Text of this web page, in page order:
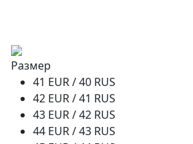
Размер
41 EUR / 40 RUS
42 EUR / 41 RUS
43 EUR / 42 RUS
44 EUR / 43 RUS